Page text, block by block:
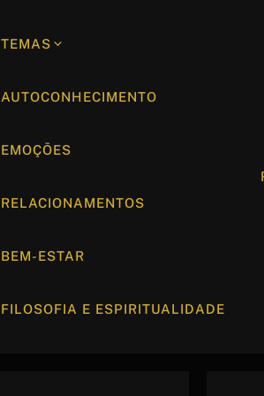
TEMAS
AUTOCONHECIMENTO
EMOÇÕES
RELACIONAMENTOS
BEM-ESTAR
FILOSOFIA E ESPIRITUALIDADE